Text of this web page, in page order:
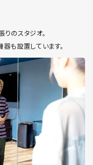
のスタジオ。
も設置しています。